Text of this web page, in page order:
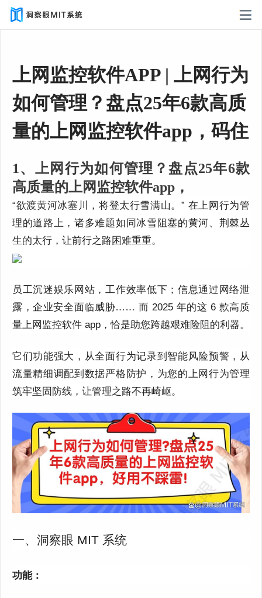
上网监控软件APP | 上网行为
如何管理？盘点25年6款高质
量的上网监控软件app，码住
1、上网行为如何管理？盘点25年6款
高质量的上网监控软件app，
“欲渡黄河冰塞川，将登太行雪满山。” 在上网行为管
理的道路上，诸多难题如同冰雪阻塞的黄河、荆棘丛
生的太行，让前行之路困难重重。
员工沉迷娱乐网站，工作效率低下；信息通过网络泄
露，企业安全面临威胁…… 而2025 年的这6 款高质
量上网监控软件 app ，恰是助您跨越艰难险阻的利器。
它们功能强大，从全面行为记录到智能风险预警，从
流量精细调配到数据严格防护，为您的上网行为管理
筑牢坚固防线，让管理之路不再崎岖。
一、洞察眼 MIT 系统
功能：